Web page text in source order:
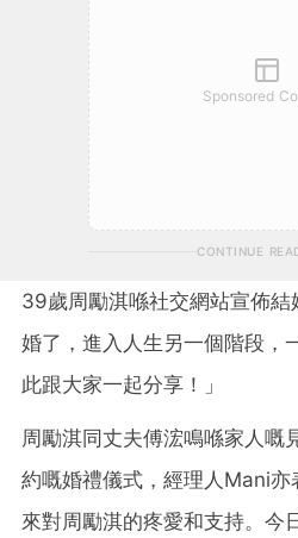
Sponsored
CONTINUE
39歲周勵淇喺社交網站宣佈
婚了，進入人生另一個階段，
此跟大家一起分享！」
周勵淇同丈夫傅浤鳴喺家人嘅
約嘅婚禮儀式，經理人Mani亦
來對周勵淇的疼愛和支持。今